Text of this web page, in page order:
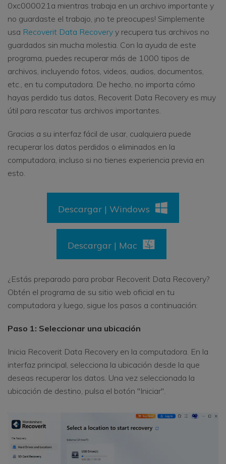
0xc000021a mientras trabaja en un archivo importante y
no guardaste el trabajo, ¡no te preocupes! Simplemente
usa Recoverit Data Recovery y recupera tus archivos no
guardados sin mucha molestia. Con la ayuda de este
programa, puedes recuperar más de 1000 tipos de
archivos, incluyendo fotos, videos, audios, documentos,
etc., en tu computadora. De hecho, no importa cómo
hayas perdido tus datos, Recoverit Data Recovery es muy
útil para rescatar tus archivos importantes.
Gracias a su interfaz fácil de usar, cualquiera puede
recuperar los datos perdidos o eliminados en la
computadora, incluso si no tienes experiencia previa en
esto.
Descargar | Windows
Descargar | Mac
¿Estás preparado para probar Recoverit Data Recovery?
Obtén el programa de su sitio web oficial en tu
computadora y luego, sigue los pasos a continuación:
Paso 1: Seleccionar una ubicación
Inicia Recoverit Data Recovery en la computadora. En la
interfaz principal, selecciona la ubicación desde la que
deseas recuperar los datos. Una vez seleccionada la
ubicación de destino, pulsa el botón "Iniciar".